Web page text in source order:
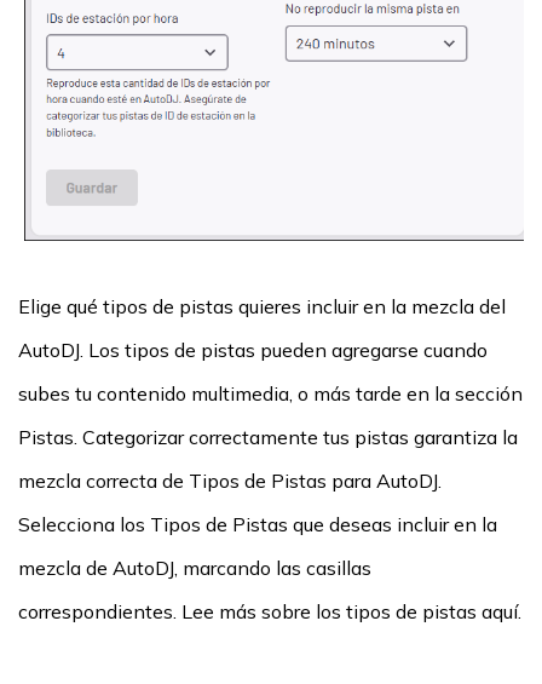
Elige qué tipos de pistas quieres incluir en la mezcla del
AutoDJ. Los tipos de pistas pueden agregarse cuando
subes tu contenido multimedia, o más tarde en la sección
Pistas. Categorizar correctamente tus pistas garantiza la
mezcla correcta de Tipos de Pistas para AutoDJ.
Selecciona los Tipos de Pistas que deseas incluir en la
mezcla de AutoDJ, marcando las casillas
correspondientes. Lee más sobre los tipos de pistas aquí.